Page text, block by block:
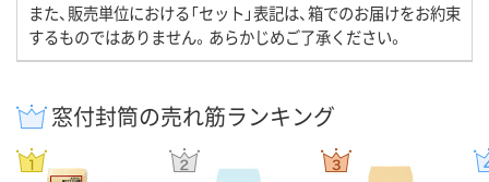
また、販売単位における「セット」表記は、箱でのお届けをお約束
するものではありません。あらかじめご了承ください。
窓付封筒の売れ筋ランキング